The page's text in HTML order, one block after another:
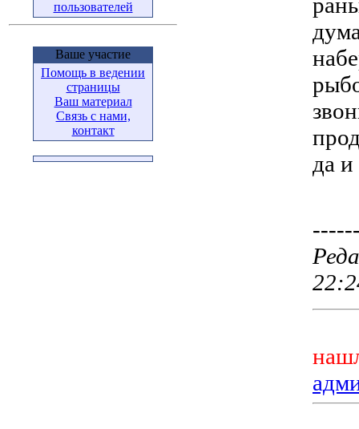
пользователей
Ваше участие
Помощь в ведении
страницы
Ваш материал
Связь с нами,
контакт
да